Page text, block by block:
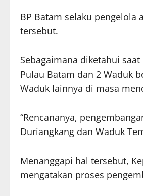
BP Batam selaku pengelola
tersebut.
Sebagaimana diketahui
Pulau Batam dan 2 Waduk
Waduk lainnya di masa
“Rencananya,
Duriangkang dan Waduk
Menanggapi hal tersebut,
mengatakan proses